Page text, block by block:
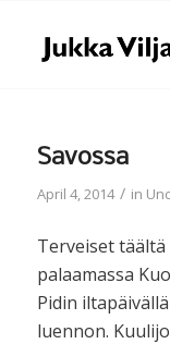
Savossa
April 4, 2014 / in
Terveiset
palaamassa
Pidin
luennon.